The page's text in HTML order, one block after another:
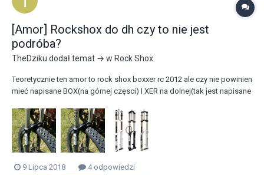
[Amor] Rockshox do dh czy to nie jest
podróba?
TheDziku dodał temat → w Rock Shox
Teoretycznie ten amor to rock shox boxxer rc 2012 ale czy nie powinien
mieć napisane BOX(na górnej częsci) I XER na dolnej(tak jest napisane
9 Lipca 2018 4 odpowiedzi